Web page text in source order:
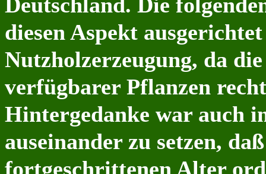
diesen Aspekt
Nutzholzerzeugung, da
verfügbarer Pflanzen
Hintergedanke war auch
auseinander zu setzen,
fortgeschrittenen Alter